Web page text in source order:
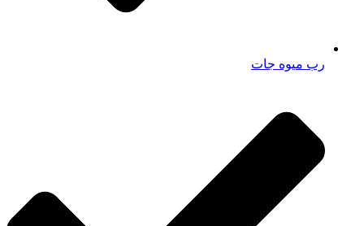
رب میوه جات